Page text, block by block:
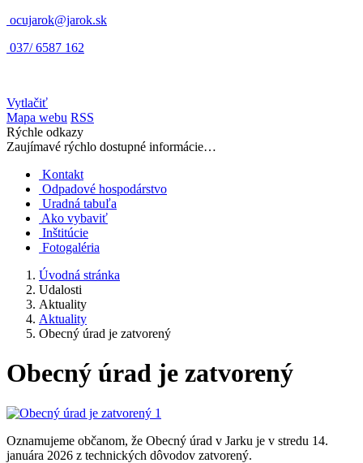
ocujarok@jarok.sk
037/ 6587 162
Vytlačiť
Mapa webu RSS
Rýchle odkazy
Zaujímavé rýchlo dostupné informácie…
Kontakt
Odpadové hospodárstvo
Uradná tabuľa
Ako vybaviť
Inštitúcie
Fotogaléria
Úvodná stránka
Udalosti
Aktuality
Aktuality
Obecný úrad je zatvorený
Obecný úrad je zatvorený
Oznamujeme občanom, že Obecný úrad v Jarku je v stredu 14.
januára 2026 z technických dôvodov zatvorený.